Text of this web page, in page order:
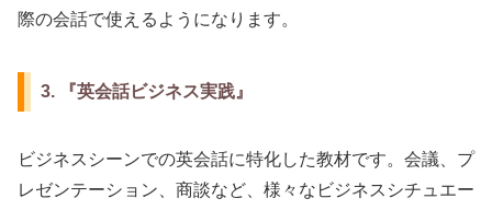
際の会話で使えるようになります。
3. 『英会話ビジネス実践』
ビジネスシーンでの英会話に特化した教材です。会議、プ
レゼンテーション、商談など、様々なビジネスシチュエー